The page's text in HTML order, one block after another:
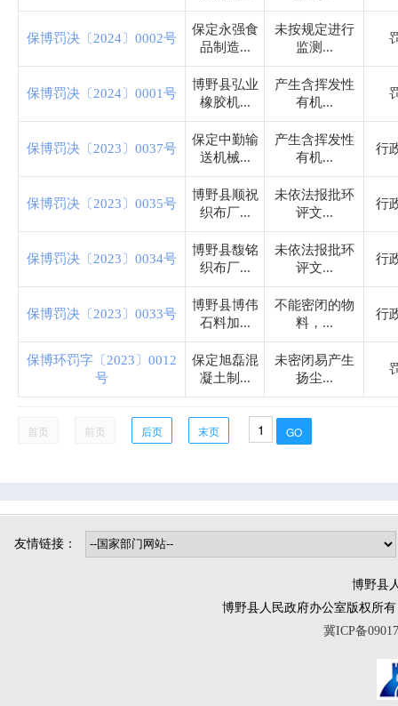
卫生健康局
审计局
市场监督管理局
司法局
烟草专卖局
博野镇
程委镇
保博罚决〔2024〕0002号
保定永强食
品制造...
未按规定进行
监测...
保博罚决〔2024〕0001号
博野县弘业
橡胶机...
产生含挥发性
有机...
保博罚决〔2023〕0037号
保定中勤输
送机械...
产生含挥发性
有机...
行
保博罚决〔2023〕0035号
博野县顺祝
织布厂...
未依法报批环
评文...
行
保博罚决〔2023〕0034号
博野县馥铭
织布厂...
未依法报批环
评文...
行
保博罚决〔2023〕0033号
博野县博伟
石料加...
不能密闭的物
料，...
行
保博环罚字〔2023〕0012
号
保定旭磊混
凝土制...
未密闭易产生
扬尘...
首页 前页 后页 末页